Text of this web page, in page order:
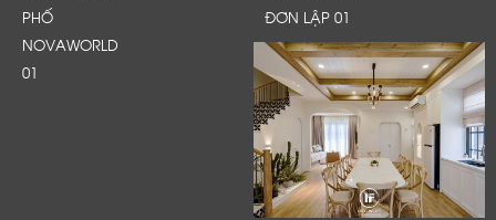
PHỐ
NOVAWORLD
01
ĐƠN LẬP 01